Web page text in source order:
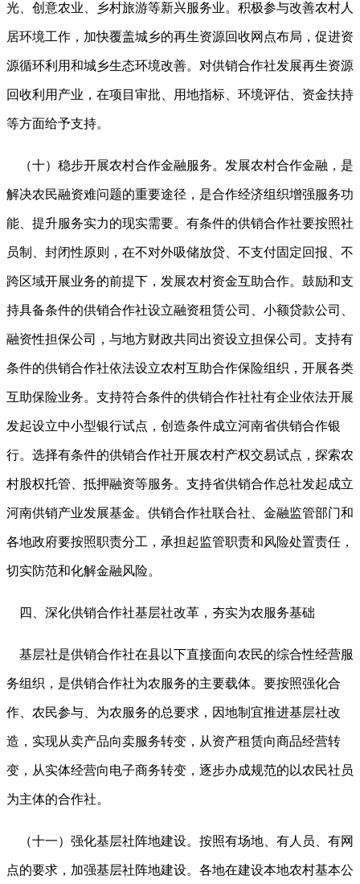
光、创意农业、乡村旅游等新兴服务业。积极参与改善农村人
居环境工作，加快覆盖城乡的再生资源回收网点布局，促进资
源循环利用和城乡生态环境改善。对供销合作社发展再生资源
回收利用产业，在项目审批、用地指标、环境评估、资金扶持
等方面给予支持。
（十）稳步开展农村合作金融服务。发展农村合作金融，是
解决农民融资难问题的重要途径，是合作经济组织增强服务功
能、提升服务实力的现实需要。有条件的供销合作社要按照社
员制、封闭性原则，在不对外吸储放贷、不支付固定回报、不
跨区域开展业务的前提下，发展农村资金互助合作。鼓励和支
持具备条件的供销合作社设立融资租赁公司、小额贷款公司、
融资性担保公司，与地方财政共同出资设立担保公司。支持有
条件的供销合作社依法设立农村互助合作保险组织，开展各类
互助保险业务。支持符合条件的供销合作社社有企业依法开展
发起设立中小型银行试点，创造条件成立河南省供销合作银
行。选择有条件的供销合作社开展农村产权交易试点，探索农
村股权托管、抵押融资等服务。支持省供销合作总社发起成立
河南供销产业发展基金。供销合作社联合社、金融监管部门和
各地政府要按照职责分工，承担起监管职责和风险处置责任，
切实防范和化解金融风险。
四、深化供销合作社基层社改革，夯实为农服务基础
基层社是供销合作社在县以下直接面向农民的综合性经营服
务组织，是供销合作社为农服务的主要载体。要按照强化合
作、农民参与、为农服务的总要求，因地制宜推进基层社改
造，实现从卖产品向卖服务转变，从资产租赁向商品经营转
变，从实体经营向电子商务转变，逐步办成规范的以农民社员
为主体的合作社。
（十一）强化基层社阵地建设。按照有场地、有人员、有网
点的要求，加强基层社阵地建设。各地在建设本地农村基本公